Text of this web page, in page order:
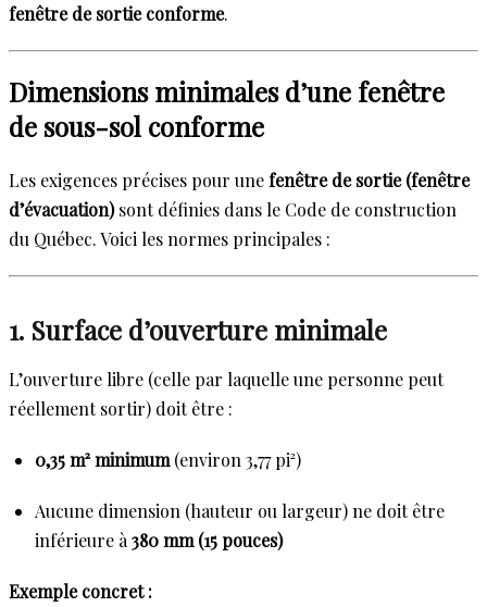
fenêtre de sortie conforme.
Dimensions minimales d’une fenêtre
de sous-sol conforme
Les exigences précises pour unefenêtre de sortie (fenêtre
d’évacuation)sont définies dans le Code de construction
du Québec. Voici les normes principales :
1. Surface d’ouverture minimale
L’ouverture libre (celle par laquelle une personne peut
réellement sortir) doit être :
0,35 m² minimum (environ 3,77 pi²)
Aucune dimension (hauteur ou largeur) ne doit être
inférieure à 380 mm (15 pouces)
Exemple concret :